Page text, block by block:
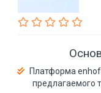
Платформа
предлагаемого